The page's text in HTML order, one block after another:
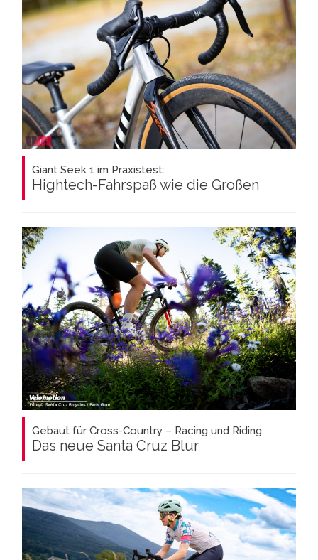
Giant Seek 1 im Praxistest:
Hightech-Fahrspaß wie die Großen
Gebaut für Cross-Country – Racing und Riding:
Das neue Santa Cruz Blur